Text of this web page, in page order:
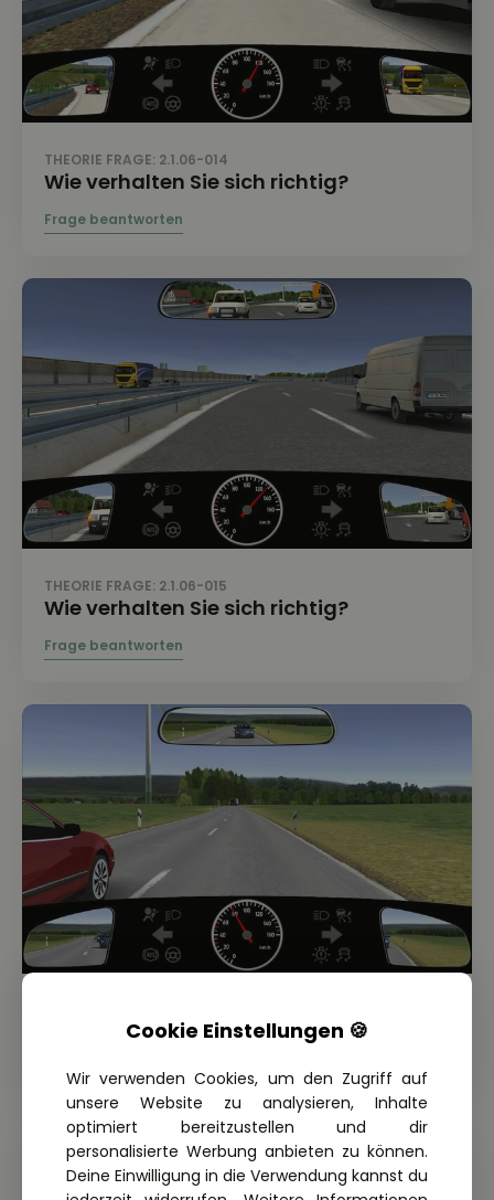
THEORIE FRAGE: 2.1.06-014
Wie verhalten Sie sich richtig?
THEORIE FRAGE: 2.1.06-015
Wie verhalten Sie sich richtig?
Wie sollten Sie sich jetzt verhalten?
Cookie Einstellungen 🍪
Wir verwenden Cookies, um den Zugriff auf
unsere Website zu analysieren, Inhalte
optimiert bereitzustellen und dir
personalisierte Werbung anbieten zu können.
Deine Einwilligung in die Verwendung kannst du